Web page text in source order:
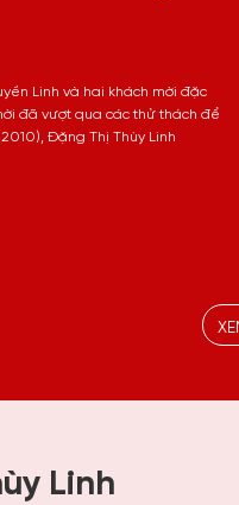
Linh và hai khách mời đặc
đã vượt qua các thử thách để
Đặng Thị Thùy Linh
Linh